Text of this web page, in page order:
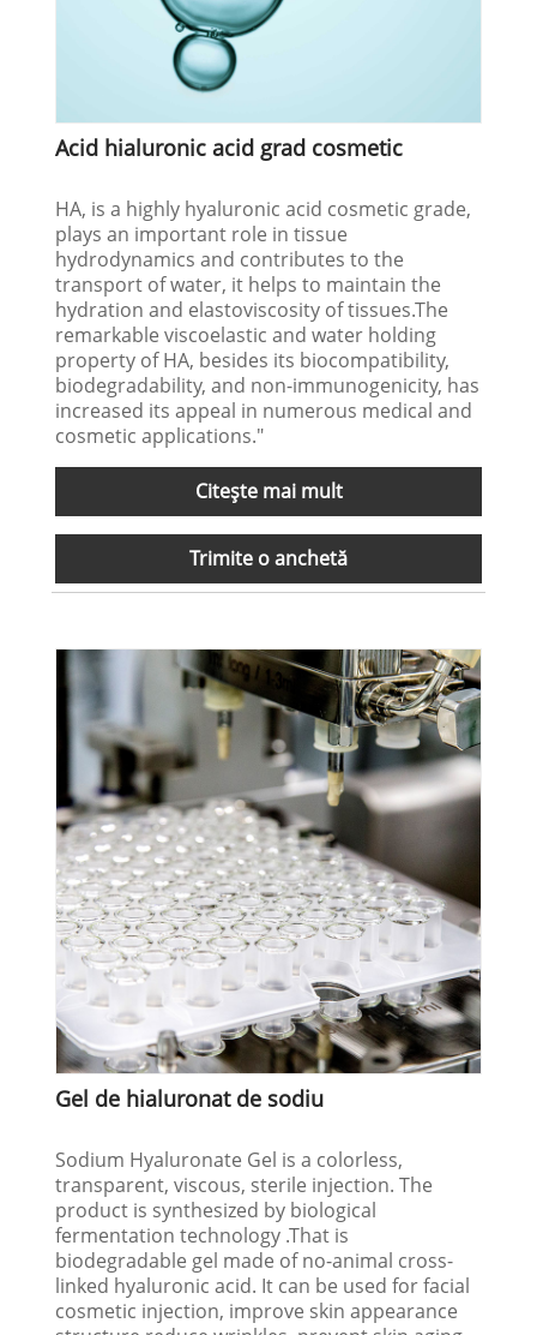
Acid hialuronic acid grad cosmetic
HA, is a highly hyaluronic acid cosmetic grade,
plays an important role in tissue
hydrodynamics and contributes to the
transport of water, it helps to maintain the
hydration and elastoviscosity of tissues.The
remarkable viscoelastic and water holding
property of HA, besides its biocompatibility,
biodegradability, and non-immunogenicity, has
increased its appeal in numerous medical and
cosmetic applications."
Citeşte mai mult
Trimite o anchetă
Gel de hialuronat de sodiu
Sodium Hyaluronate Gel is a colorless,
transparent, viscous, sterile injection. The
product is synthesized by biological
fermentation technology .That is
biodegradable gel made of no-animal cross-
linked hyaluronic acid. It can be used for facial
cosmetic injection, improve skin appearance